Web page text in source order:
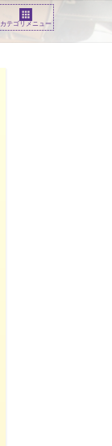
カテゴリメニュー